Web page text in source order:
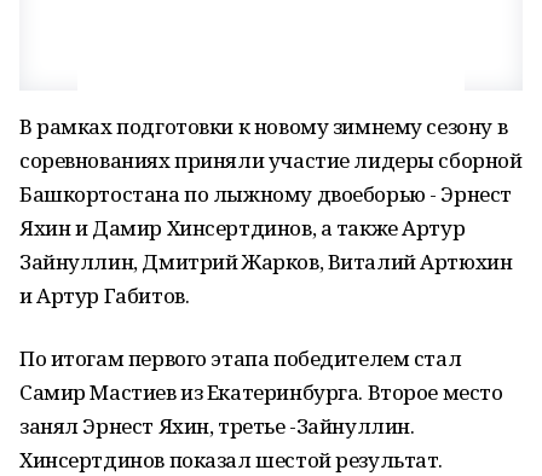
В рамках подготовки к новому зимнему сезону в
соревнованиях приняли участие лидеры сборной
Башкортостана по лыжному двоеборью - Эрнест
Яхин и Дамир Хинсертдинов, а также Артур
Зайнуллин, Дмитрий Жарков, Виталий Артюхин
и Артур Габитов.
По итогам первого этапа победителем стал
Самир Мастиев из Екатеринбурга. Второе место
занял Эрнест Яхин, третье -Зайнуллин.
Хинсертдинов показал шестой результат.